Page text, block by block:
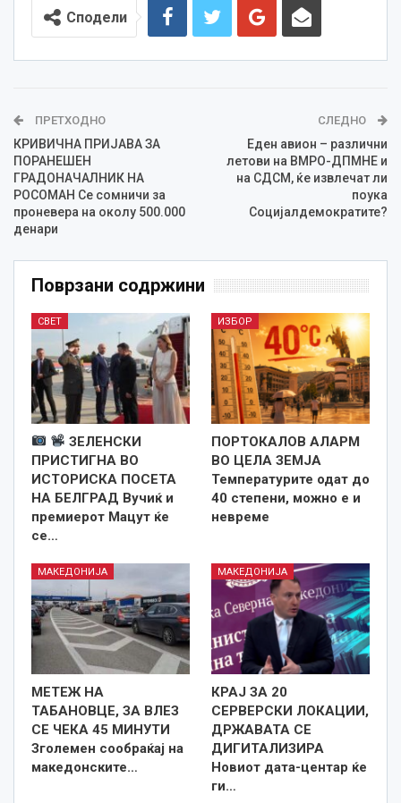
Сподели
ПРЕТХОДНО
КРИВИЧНА ПРИЈАВА ЗА
ПОРАНЕШЕН
ГРАДОНАЧАЛНИК НА
РОСОМАН Се сомничи за
проневера на околу 500.000
денари
СЛЕДНО
Еден авион – различни
летови на ВМРО-ДПМНЕ и
на СДСМ, ќе извлечат ли
поука
Социјалдемократите?
Поврзани содржини
СВЕТ
ЗЕЛЕНСКИ
ПРИСТИГНА ВО
ИСТОРИСКА ПОСЕТА
НА БЕЛГРАД Вучиќ и
премиерот Мацут ќе
се…
ИЗБОР
ПОРТОКАЛОВ АЛАРМ
ВО ЦЕЛА ЗЕМЈА
Температурите одат до
40 степени, можно е и
невреме
МАКЕДОНИЈА
МЕТЕЖ НА
ТАБАНОВЦЕ, ЗА ВЛЕЗ
СЕ ЧЕКА 45 МИНУТИ
Зголемен сообраќај на
македонските…
МАКЕДОНИЈА
КРАЈ ЗА 20
СЕРВЕРСКИ ЛОКАЦИИ,
ДРЖАВАТА СЕ
ДИГИТАЛИЗИРА
Новиот дата-центар ќе
ги…